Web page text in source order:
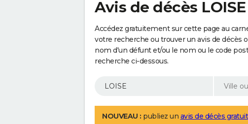
Avis de décès LOISE
Accédez gratuitement sur cette page au
votre recherche ou trouver un avis de décès
nom d'un défunt et/ou le nom ou le code
recherche ci-dessous.
NOUVEAU : publiez un avis de décès gratuit